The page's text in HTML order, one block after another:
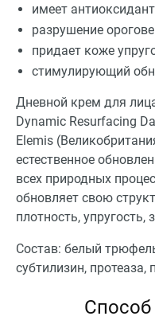
имеет
разрушение
придает коже
стимулирующий
Дневной крем для
Dynamic Resurfacing
Elemis
естественное
всех природных
обновляет свою
плотность,
Состав: белый
субтилизин,